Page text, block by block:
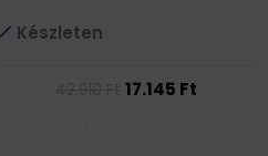
dobozos autó, furgon, kamion,
Készleten
17.145 Ft